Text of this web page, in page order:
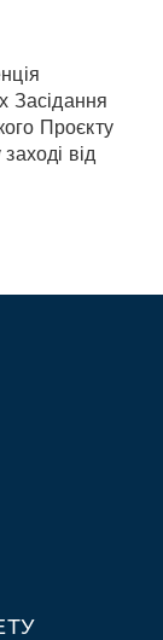
Засідання
Проєкту
від